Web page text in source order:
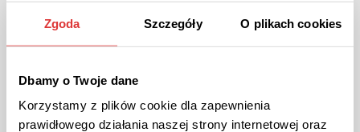
Zgoda Szczegóły O plikach cookies
Dbamy o Twoje dane
Korzystamy z plików cookie dla zapewnienia
prawidłowego działania naszej strony internetowej oraz